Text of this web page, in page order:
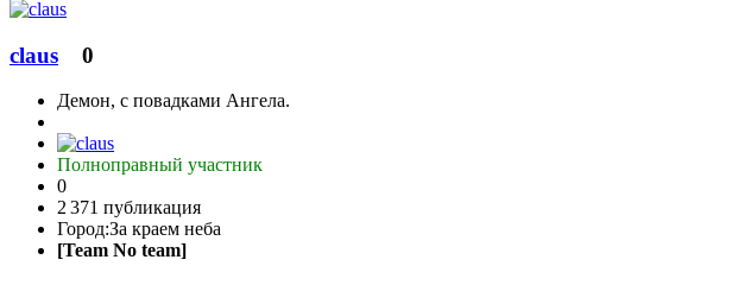
claus 0
Демон, с повадками Ангела.
Полноправный участник
0
2 371 публикация
Город:За краем неба
[Team No team]